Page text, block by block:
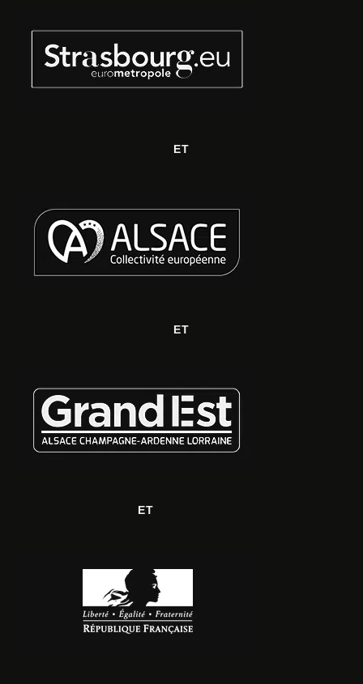
ET
ET
ET